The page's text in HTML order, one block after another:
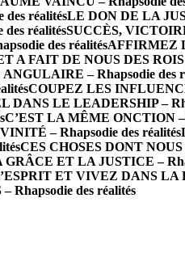
réalitésLE DON DE LA
réalitésSUCCÈS,
des réalitésAFFIRMEZ
A FAIT DE NOUS DES ROIS
– Rhapsodie des
COUPEZ LES
LE LEADERSHIP –
C’EST LA MÊME ONCTION –
– Rhapsodie des réalités
CES CHOSES DONT
GRÂCE ET LA JUSTICE –
ET VIVEZ DANS LA
Rhapsodie des réalités